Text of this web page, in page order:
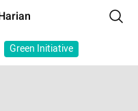
Green Initiative